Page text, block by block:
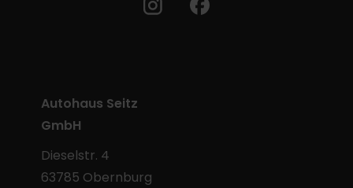
Autohaus Seitz
GmbH
Dieselstr. 4
63785 Obernburg